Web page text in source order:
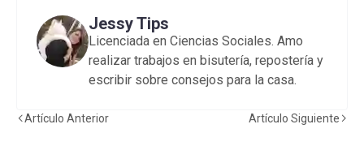
Jessy Tips
Licenciada en Ciencias Sociales. Amo
realizar trabajos en bisutería, repostería y
escribir sobre consejos para la casa.
Artículo Anterior Artículo Siguiente